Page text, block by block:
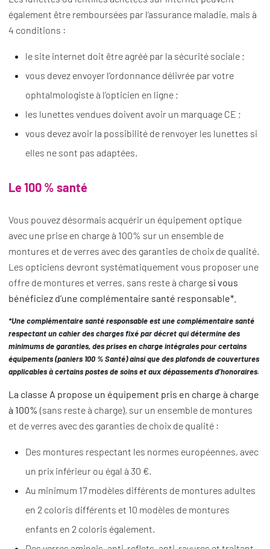
également être remboursées par l’assurance maladie, mais à
4 conditions :
le site internet doit être agréé par la sécurité sociale ;
vous devez envoyer l’ordonnance délivrée par votre
ophtalmologiste à l’opticien en ligne ;
les lunettes vendues doivent avoir un marquage CE ;
vous devez avoir la possibilité de renvoyer les lunettes si
elles ne sont pas adaptées.
Le 100 % santé
Vous pouvez désormais acquérir un équipement optique
avec une prise en charge à 100% sur un ensemble de
montures et de verres avec des garanties de choix de qualité.
Les opticiens devront systématiquement vous proposer une
offre de montures et verres, sans reste à charge si vous
bénéficiez d’une complémentaire santé responsable*.
*Une complémentaire santé responsable est une complémentaire santé
respectant un cahier des charges fixé par décret qui détermine des
minimums de garanties, des prises en charge intégrales pour certains
équipements (paniers 100 % Santé) ainsi que des plafonds de couvertures
applicables à certains postes de soins et aux dépassements d’honoraires.
La classe A propose un équipement pris en charge à charge
à 100% (sans reste à charge), sur un ensemble de montures
et de verres avec des garanties de choix de qualité :
Des montures respectant les normes européennes, avec
un prix inférieur ou égal à 30 €.
Au minimum 17 modèles différents de montures adultes
en 2 coloris différents et 10 modèles de montures
enfants en 2 coloris également.